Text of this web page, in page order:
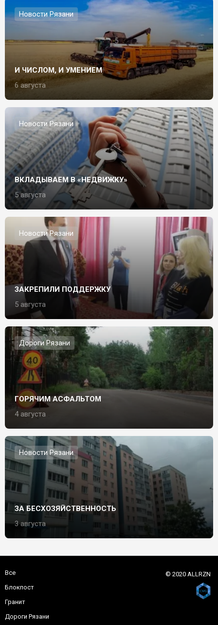
Новости Рязани
И ЧИСЛОМ, И УМЕНИЕМ
6 августа
Новости Рязани
ВКЛАДЫВАЕМ В «НЕДВИЖКУ»
5 августа
Новости Рязани
ЗАКРЕПИЛИ ПОДДЕРЖКУ
5 августа
Дороги Рязани
ГОРЯЧИМ АСФАЛЬТОМ
4 августа
Новости Рязани
ЗА БЕСХОЗЯЙСТВЕННОСТЬ
3 августа
Все
Блокпост
Гранит
Дороги Рязани
© 2020 ALLRZN